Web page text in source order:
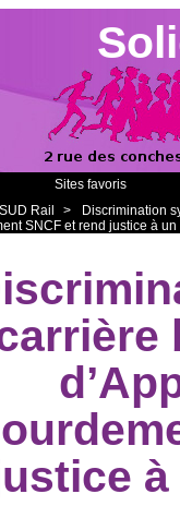
Sites favoris
SUD Rail >
Discrimination
SNCF et rend justice à